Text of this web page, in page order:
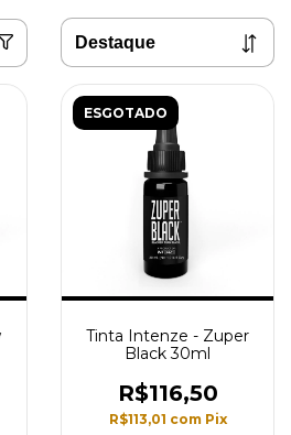
ESGOTADO
Tinta Intenze - Zuper
Black 30ml
R$116,50
R$113,01 com Pix